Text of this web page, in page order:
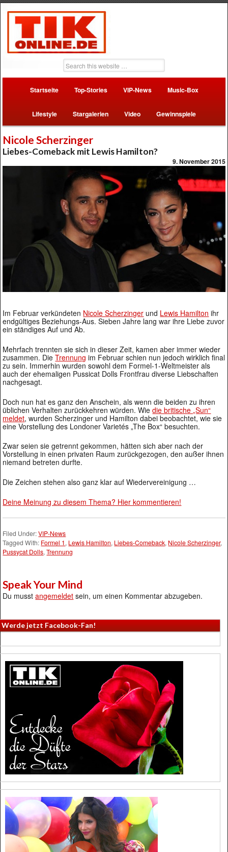
Startseite Top-Stories VIP-News Music-Box
Lifestyle Stargalerien Video Gewinnspiele
Nicole Scherzinger
Liebes-Comeback mit Lewis Hamilton?
9. November 2015
Im Februar verkündeten Nicole Scherzinger und Lewis Hamilton ihr
endgültiges Beziehungs-Aus. Sieben Jahre lang war ihre Liebe zuvor
ein ständiges Auf und Ab.
Mehrfach trennten sie sich in dieser Zeit, kamen aber immer wieder
zusammen. DieTrennung im Februar schien nun jedoch wirklich final
zu sein. Immerhin wurden sowohl dem Formel-1-Weltmeister als
auch der ehemaligen Pussicat Dolls Frontfrau diverse Liebschaften
nachgesagt.
Doch nun hat es ganz den Anschein, als wenn die beiden zu ihren
üblichen Verhalten zurückkehren würden. Wiedie britische „Sun“
meldet, wurden Scherzinger und Hamilton dabei beobachtet, wie sie
eine Vorstellung des Londoner Varietés „The Box“ besuchten.
Zwar seien sie getrennt gekommen, hätten sich aber nach der
Vorstellung in einen privaten Raum zurückgezogen, den außer ihnen
niemand betreten durfte.
Die Zeichen stehen also ganz klar auf Wiedervereinigung …
Deine Meinung zu diesem Thema? Hier kommentieren!
Filed Under:VIP-News
Tagged With: Formel 1, Lewis Hamilton, Liebes-Comeback, Nicole Scherzinger,
Pussycat Dolls,Trennung
Speak Your Mind
Du musstangemeldet sein, um einen Kommentar abzugeben.
Werde jetzt Facebook-Fan!